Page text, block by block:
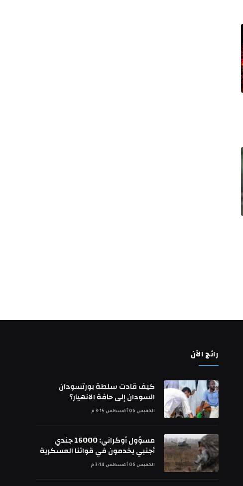
رائج الآن
كيف قادت سلطة بورتسودان
السودان إلى حافة الانهيار؟
الخميس 06 أغسطس 3:15 م
مسؤول أوكراني: 16000 جندي
أجنبي يخدمون في قواتنا العسكرية
الخميس 06 أغسطس 3:14 م